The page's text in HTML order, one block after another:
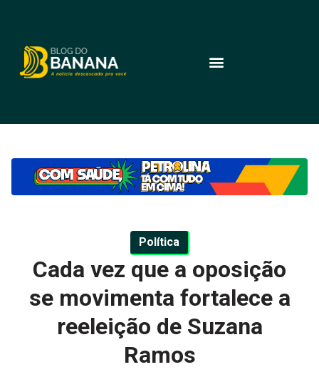
Política
Cada vez que a oposição
se movimenta fortalece a
reeleição de Suzana
Ramos